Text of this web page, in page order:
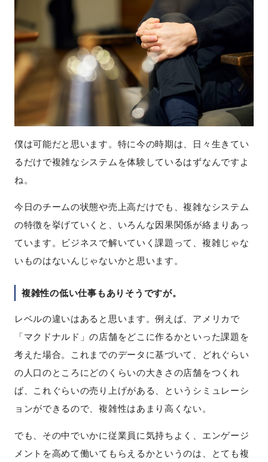
僕は可能だと思います。特に今の時期は、日々生きてい
るだけで複雑なシステムを体験しているはずなんですよ
ね。
今日のチームの状態や売上高だけでも、複雑なシステム
の特徴を挙げていくと、いろんな因果関係が絡まりあっ
ています。ビジネスで解いていく課題って、複雑じゃな
いものはないんじゃないかと思います。
複雑性の低い仕事もありそうですが。
レベルの違いはあると思います。例えば、アメリカで
「マクドナルド」の店舗をどこに作るかといった課題を
考えた場合。これまでのデータに基づいて、どれぐらい
の人口のところにどのくらいの大きさの店舗をつくれ
ば、これぐらいの売り上げがある、というシミュレーシ
ョンができるので、複雑性はあまり高くない。
でも、その中でいかに従業員に気持ちよく、エンゲージ
メントを高めて働いてもらえるかというのは、とても複